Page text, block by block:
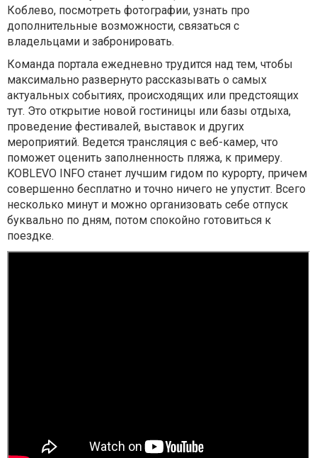
Коблево, посмотреть фотографии, узнать про
дополнительные возможности, связаться с
владельцами и забронировать.
Команда портала ежедневно трудится над тем, чтобы
максимально развернуто рассказывать о самых
актуальных событиях, происходящих или предстоящих
тут. Это открытие новой гостиницы или базы отдыха,
проведение фестивалей, выставок и других
мероприятий. Ведется трансляция с веб-камер, что
поможет оценить заполненность пляжа, к примеру.
KOBLEVO INFO станет лучшим гидом по курорту, причем
совершенно бесплатно и точно ничего не упустит. Всего
несколько минут и можно организовать себе отпуск
буквально по дням, потом спокойно готовиться к
поездке.